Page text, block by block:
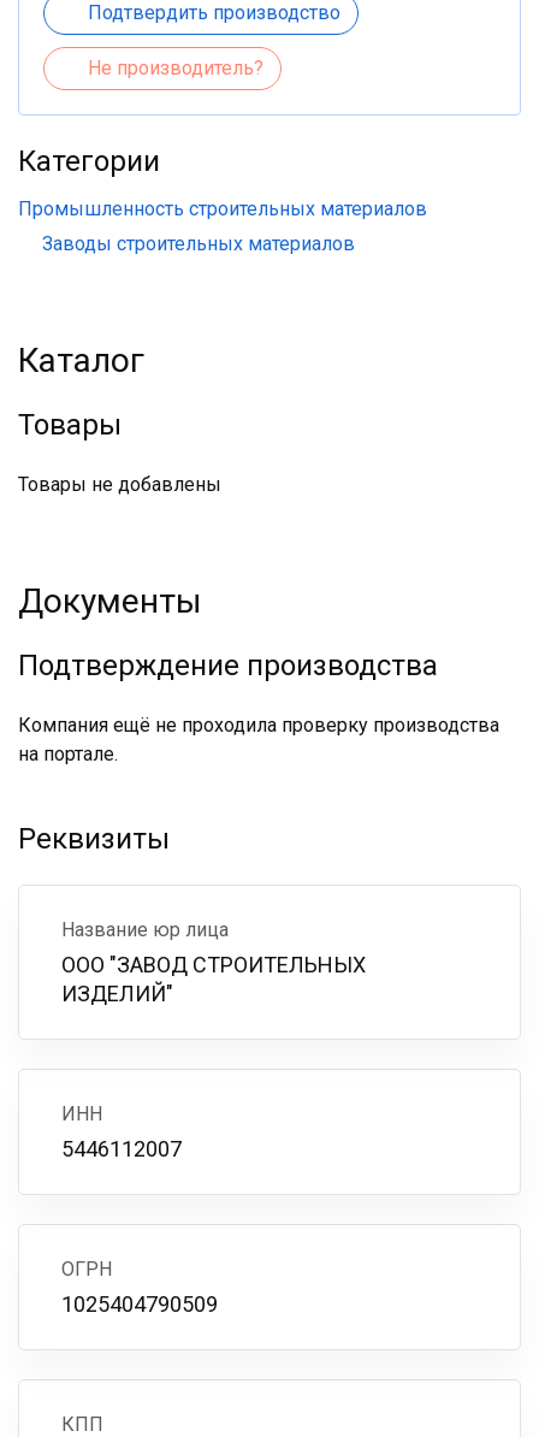
Подтвердить производство
Не производитель?
Категории
Промышленность строительных материалов
Заводы строительных материалов
Каталог
Товары
Товары не добавлены
Документы
Подтверждение производства
Компания ещё не проходила проверку производства
на портале.
Реквизиты
Название юр лица
ООО "ЗАВОД СТРОИТЕЛЬНЫХ
ИЗДЕЛИЙ"
ИНН
5446112007
ОГРН
1025404790509
КПП